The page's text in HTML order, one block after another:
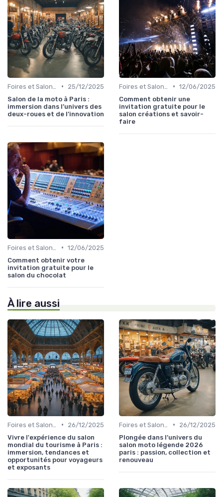
•
25/12/2025
Salon de la moto à Paris :
immersion dans l’univers des
deux-roues et de l’innovation
• 12/06/2025
Comment obtenir une
invitation gratuite pour le
salon créations et savoir-
faire
• 12/06/2025
Comment obtenir votre
invitation gratuite pour le
salon du chocolat
À lire aussi
•
26/12/2025
Vivre l'expérience du salon
mondial du tourisme à Paris :
immersion, tendances et
opportunités pour voyageurs
et exposants
•
26/12/2025
Plongée dans l’univers du
salon moto légende 2026
paris : passion, collection et
renouveau